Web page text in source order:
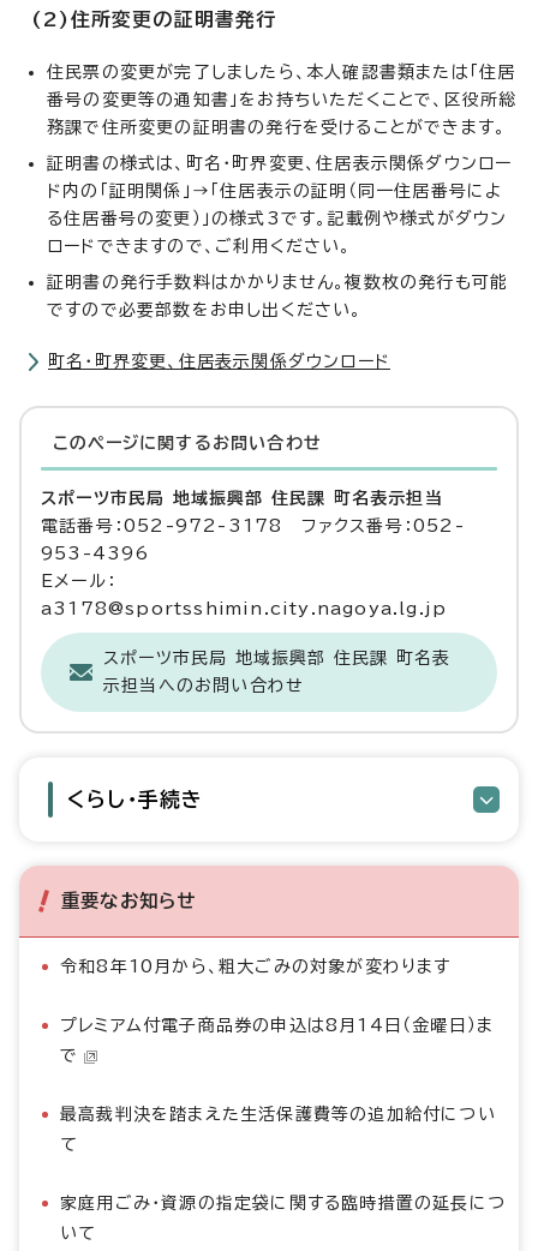
(2)住所変更の証明書発行
住民票の変更が完了しましたら、本人確認書類または「住居
番号の変更等の通知書」をお持ちいただくことで、区役所総
務課で住所変更の証明書の発行を受けることができます。
証明書の様式は、町名・町界変更、住居表示関係ダウンロー
ド内の「証明関係」→「住居表示の証明（同一住居番号によ
る住居番号の変更）」の様式3です。記載例や様式がダウン
ロードできますので、ご利用ください。
証明書の発行手数料はかかりません。複数枚の発行も可能
ですので必要部数をお申し出ください。
町名・町界変更、住居表示関係ダウンロード
このページに関する お問い合わせ
スポーツ市民局 地域振興部 住民課 町名表示担当
電話番号：052-972-3178 ファクス番号：052-
953-4396
Eメール：
a3178@sportsshimin.city.nagoya.lg.jp
スポーツ市民局 地域振興部 住民課 町名表
示担当へのお問い合わせ
くらし・手続き
重要なお知らせ
令和8年10月から、粗大ごみの対象が変わります
プレミアム付電子商品券の申込は8月14日（金曜日）ま
で
最高裁判決を踏まえた生活保護費等の追加給付につい
て
家庭用ごみ・資源の指定袋に関する臨時措置の延長につ
いて